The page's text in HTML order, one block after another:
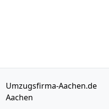
Umzugsfirma-Aachen.de
Aachen